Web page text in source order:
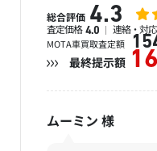
総合評価 4.3
査定価格 4.0 連絡・対応
MOTA車買取査定額
最終提示額
ムーミン 様